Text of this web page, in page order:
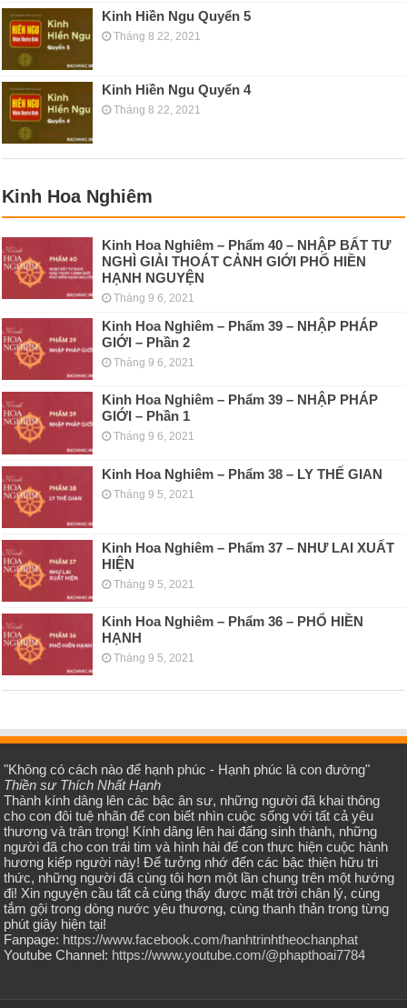
Kinh Hiền Ngu Quyển 5
Tháng 8 22, 2021
Kinh Hiền Ngu Quyển 4
Tháng 8 22, 2021
Kinh Hoa Nghiêm
Kinh Hoa Nghiêm – Phẩm 40 – NHẬP BẤT TƯ
NGHÌ GIẢI THOÁT CẢNH GIỚI PHỔ HIỀN
HẠNH NGUYỆN
Tháng 9 6, 2021
Kinh Hoa Nghiêm – Phẩm 39 – NHẬP PHÁP
GIỚI – Phần 2
Tháng 9 6, 2021
Kinh Hoa Nghiêm – Phẩm 39 – NHẬP PHÁP
GIỚI – Phần 1
Tháng 9 6, 2021
Kinh Hoa Nghiêm – Phẩm 38 – LY THẾ GIAN
Tháng 9 5, 2021
Kinh Hoa Nghiêm – Phẩm 37 – NHƯ LAI XUẤT
HIỆN
Tháng 9 5, 2021
Kinh Hoa Nghiêm – Phẩm 36 – PHỔ HIỀN
HẠNH
Tháng 9 5, 2021
"Không có cách nào để hạnh phúc - Hạnh phúc là con đường"
Thiền sư Thích Nhất Hạnh
Thành kính dâng lên các bậc ân sư, những người đã khai thông
cho con đôi tuệ nhãn để con biết nhìn cuộc sống với tất cả yêu
thương và trân trọng! Kính dâng lên hai đấng sinh thành, những
người đã cho con trái tim và hình hài để con thực hiện cuộc hành
hương kiếp người này! Để tưởng nhớ đến các bậc thiện hữu tri
thức, những người đã cùng tôi hơn một lần chung trên một hướng
đi! Xin nguyện cầu tất cả cùng thấy được mặt trời chân lý, cùng
tắm gội trong dòng nước yêu thương, cùng thanh thản trong từng
phút giây hiện tại!
Fanpage: https://www.facebook.com/hanhtrinhtheochanphat
Youtube Channel: https://www.youtube.com/@phapthoai7784